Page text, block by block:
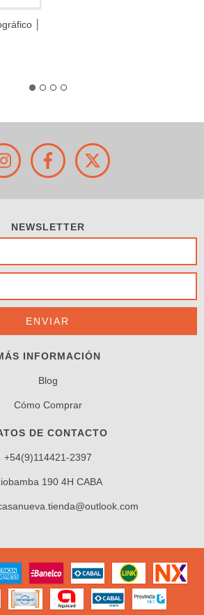
│
NEWSLETTER
INFORMACIÓN
Blog
Cómo Comprar
DE CONTACTO
+54(9)114421-2397
190 4H CABA